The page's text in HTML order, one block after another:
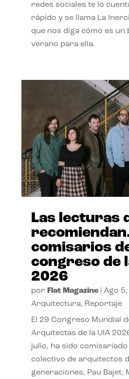
redes sociales te lo
rápido y se llama La
que nos diga cómo es un
verano para ella.
Las lecturas
comisarios
congreso de
2026
por Flat Magazine| Ago
Arquitectura, Reportaje
El 29 Congreso Mundial
Arquitectas de la UIA
julio, ha sido
colectivo de arquitectos
generaciones, Pau Bajet,